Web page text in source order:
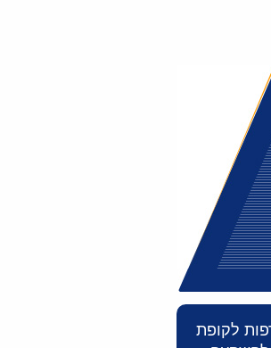
לקופת